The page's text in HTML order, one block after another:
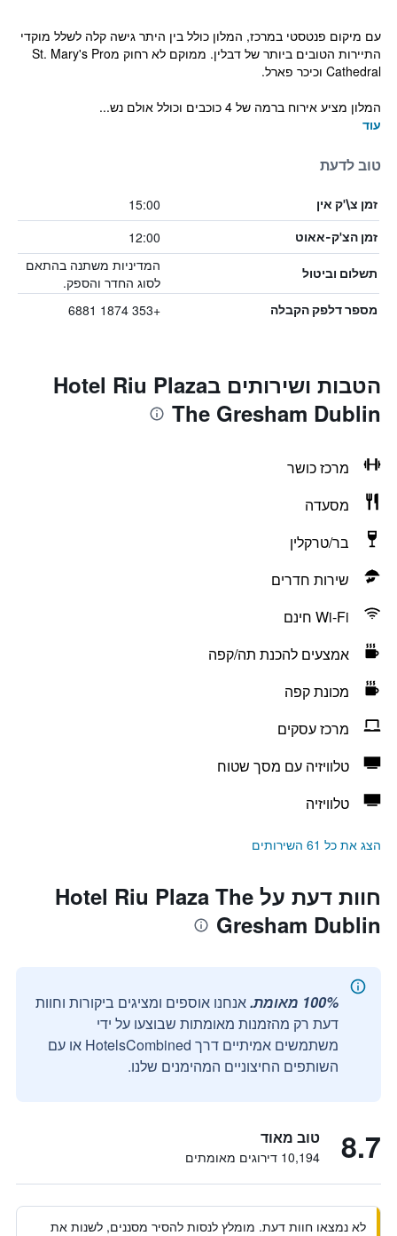
עם מיקום פנטסטי במרכז, המלון כולל בין היתר גישה קלה לשלל מוקדי
התיירות הטובים ביותר של דבלין. ממוקם לא רחוק מSt. Mary's Pro
Cathedral וכיכר פארל.
המלון מציע אירוח ברמה של 4 כוכבים וכולל אולם נש...
עוד
טוב לדעת
זמן צ\'ק אין 15:00
זמן הצ'ק-אאוט 12:00
תשלום וביטול
המדיניות משתנה בהתאם
לסוג החדר והספק.
מספר דלפק הקבלה +353 1874 6881
הטבות ושירותים בHotel Riu Plaza
The Gresham Dublin
מרכז כושר
מסעדה
בר/טרקלין
שירות חדרים
Wi-Fi חינם
אמצעים להכנת תה/קפה
מכונת קפה
מרכז עסקים
טלוויזיה עם מסך שטוח
טלוויזיה
הצג את כל 61 השירותים
חוות דעת על Hotel Riu Plaza The
Gresham Dublin
100% מאומת.
אנחנו אוספים ומציגים ביקורות וחוות
דעת רק מהזמנות מאומתות שבוצעו על ידי
משתמשים אמיתיים דרך HotelsCombined או עם
השותפים החיצוניים המהימנים שלנו.
8.7 טוב מאוד
10,194 דירוגים מאומתים
לא נמצאו חוות דעת. מומלץ לנסות להסיר מסננים, לשנות את